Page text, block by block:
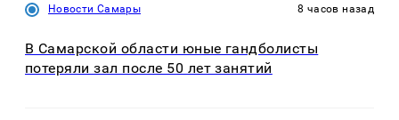
Новости Самары 8 часов назад
В Самарской области юные гандболисты
потеряли зал после 50 лет занятий